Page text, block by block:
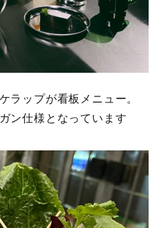
ラップが看板メニュー。
ン仕様となっています